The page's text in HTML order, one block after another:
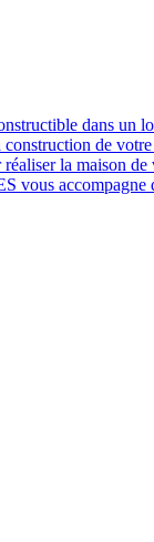
dans un
de
la maison de
vous accompagne